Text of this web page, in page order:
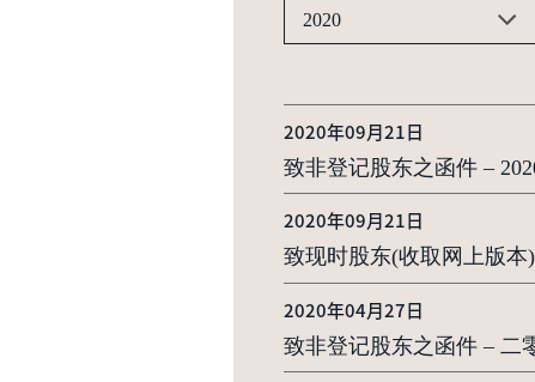
2020
2020年09月21日
致非登记股东之函件 –
2020年09月21日
致现时股东(收取网上版
2020年04月27日
致非登记股东之函件 – 二